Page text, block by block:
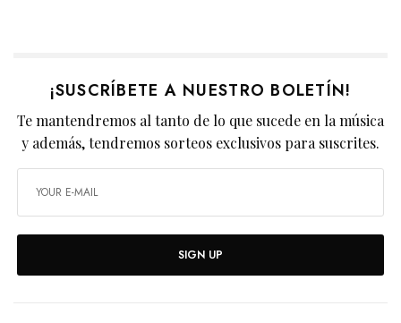
¡SUSCRÍBETE A NUESTRO BOLETÍN!
Te mantendremos al tanto de lo que sucede en la música
y además, tendremos sorteos exclusivos para suscrites.
SIGN UP